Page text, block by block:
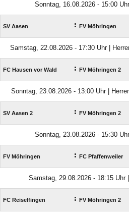
Sonntag, 16.08.2026 - 15:00
SV Aasen : FV Möhringen
Samstag, 22.08.2026 - 17:30 Uhr |
FC Hausen vor Wald : FV Möhringen 2
Sonntag, 23.08.2026 - 13:00 Uhr |
SV Aasen 2 : FV Möhringen 2
Sonntag, 23.08.2026 - 15:30
FV Möhringen : FC Pfaffenweiler
Samstag, 29.08.2026 - 18:15 Uhr
FC Reiselfingen : FV Möhringen 2